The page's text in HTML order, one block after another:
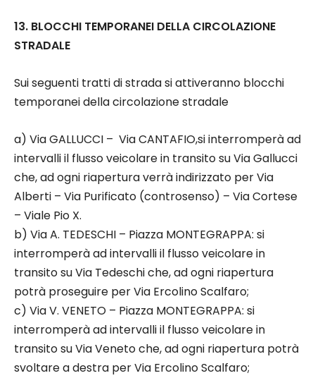
13. BLOCCHI TEMPORANEI DELLA CIRCOLAZIONE
STRADALE
Sui seguenti tratti di strada si attiveranno blocchi
temporanei della circolazione stradale
a) Via GALLUCCI – Via CANTAFIO,si interromperà ad
intervalli il flusso veicolare in transito su Via Gallucci
che, ad ogni riapertura verrà indirizzato per Via
Alberti – Via Purificato (controsenso) – Via Cortese
– Viale Pio X.
b) Via A. TEDESCHI – Piazza MONTEGRAPPA: si
interromperà ad intervalli il flusso veicolare in
transito su Via Tedeschi che, ad ogni riapertura
potrà proseguire per Via Ercolino Scalfaro;
c) Via V. VENETO – Piazza MONTEGRAPPA: si
interromperà ad intervalli il flusso veicolare in
transito su Via Veneto che, ad ogni riapertura potrà
svoltare a destra per Via Ercolino Scalfaro;